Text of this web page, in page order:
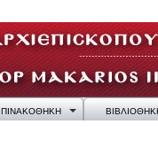
ΠΙΝΑΚΟΘΗΚΗ